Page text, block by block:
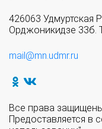
426063 Удмуртская
Орджоникидзе 33б.
mail@mn.udmr.ru
Все права
Предоставляется в